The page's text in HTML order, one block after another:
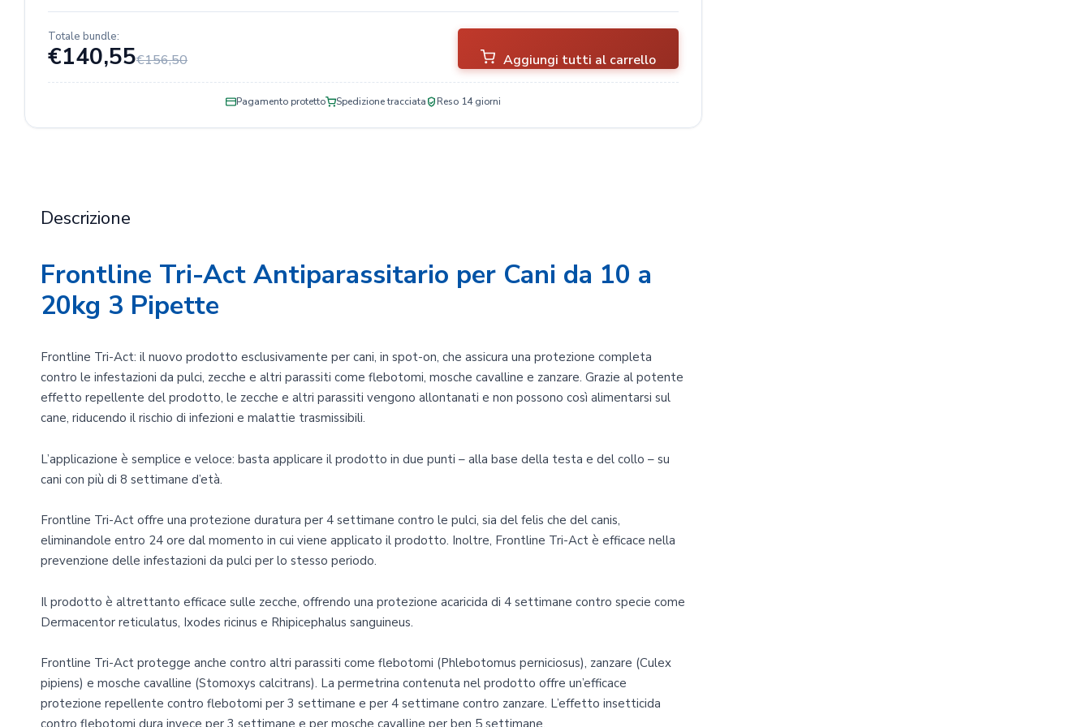
Totale bundle:
€140,55€156,50 Aggiungi tutti al carrello
Pagamento protetto Spedizione tracciata Reso 14 giorni
Descrizione
Frontline Tri-Act Antiparassitario per Cani da 10 a
20kg 3 Pipette
Frontline Tri-Act: il nuovo prodotto esclusivamente per cani, in spot-on, che assicura una protezione completa
contro le infestazioni da pulci, zecche e altri parassiti come flebotomi, mosche cavalline e zanzare. Grazie al potente
effetto repellente del prodotto, le zecche e altri parassiti vengono allontanati e non possono così alimentarsi sul
cane, riducendo il rischio di infezioni e malattie trasmissibili.
L’applicazione è semplice e veloce: basta applicare il prodotto in due punti – alla base della testa e del collo – su
cani con più di 8 settimane d’età.
Frontline Tri-Act offre una protezione duratura per 4 settimane contro le pulci, sia del felis che del canis,
eliminandole entro 24 ore dal momento in cui viene applicato il prodotto. Inoltre, Frontline Tri-Act è efficace nella
prevenzione delle infestazioni da pulci per lo stesso periodo.
Il prodotto è altrettanto efficace sulle zecche, offrendo una protezione acaricida di 4 settimane contro specie come
Dermacentor reticulatus, Ixodes ricinus e Rhipicephalus sanguineus.
Frontline Tri-Act protegge anche contro altri parassiti come flebotomi (Phlebotomus perniciosus), zanzare (Culex
pipiens) e mosche cavalline (Stomoxys calcitrans). La permetrina contenuta nel prodotto offre un’efficace
protezione repellente contro flebotomi per 3 settimane e per 4 settimane contro zanzare. L’effetto insetticida
contro flebotomi dura invece per 3 settimane e per mosche cavalline per ben 5 settimane.